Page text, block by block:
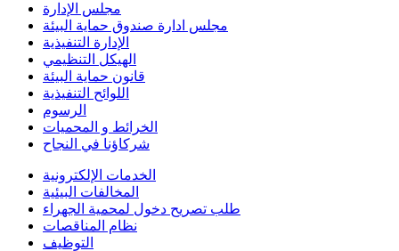
مجلس الإدارة
مجلس ادارة صندوق حماية البيئة
الإدارة التنفيذية
الهيكل التنظيمي
قانون حماية البيئة
اللوائح التنفيذية
الرسوم
الخرائط و المحميات
شركاؤنا في النجاح
الخدمات الإلكترونية
المخالفات البيئية
طلب تصريح دخول لمحمية الجهراء
نظام المناقصات
التوظيف